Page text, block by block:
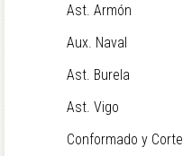
Ast. Armón
Aux. Naval
Ast. Burela
Ast. Vigo
Conformado y Corte